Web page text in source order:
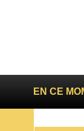
EN CE